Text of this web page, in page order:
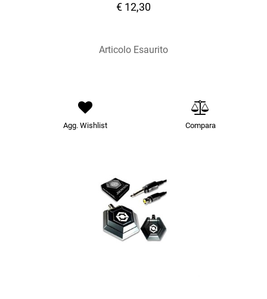
€ 12,30
Articolo Esaurito
Agg. Wishlist Compara